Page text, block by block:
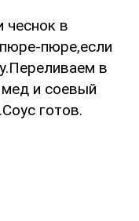
чеснок в
пюре,если
в
и соевый
готов.